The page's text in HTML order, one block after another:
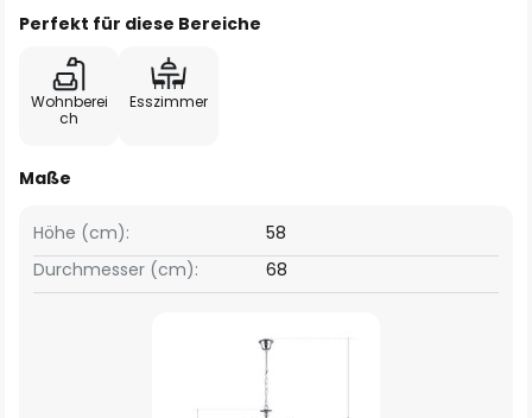
Perfekt für diese Bereiche
Wohnberei
ch
Esszimmer
Maße
Höhe (cm):
58
Durchmesser (cm):
68